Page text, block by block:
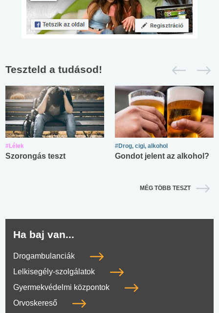
Teszteld a tudásod!
#Lélek
Szorongás teszt
#Drog, cigi, alkohol
Gondot jelent az alkohol?
MÉG TÖBB TESZT
Ha baj van...
Drogambulanciák
Lelkisegély-szolgálatok
Gyermekvédelmi központok
Orvoskereső